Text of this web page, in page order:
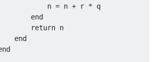
n
= n + r * q
end
return n
end